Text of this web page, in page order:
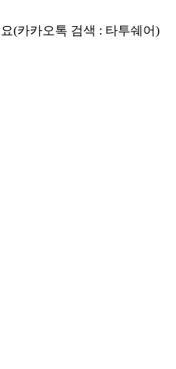
(카카오톡 검색 : 타투쉐어)